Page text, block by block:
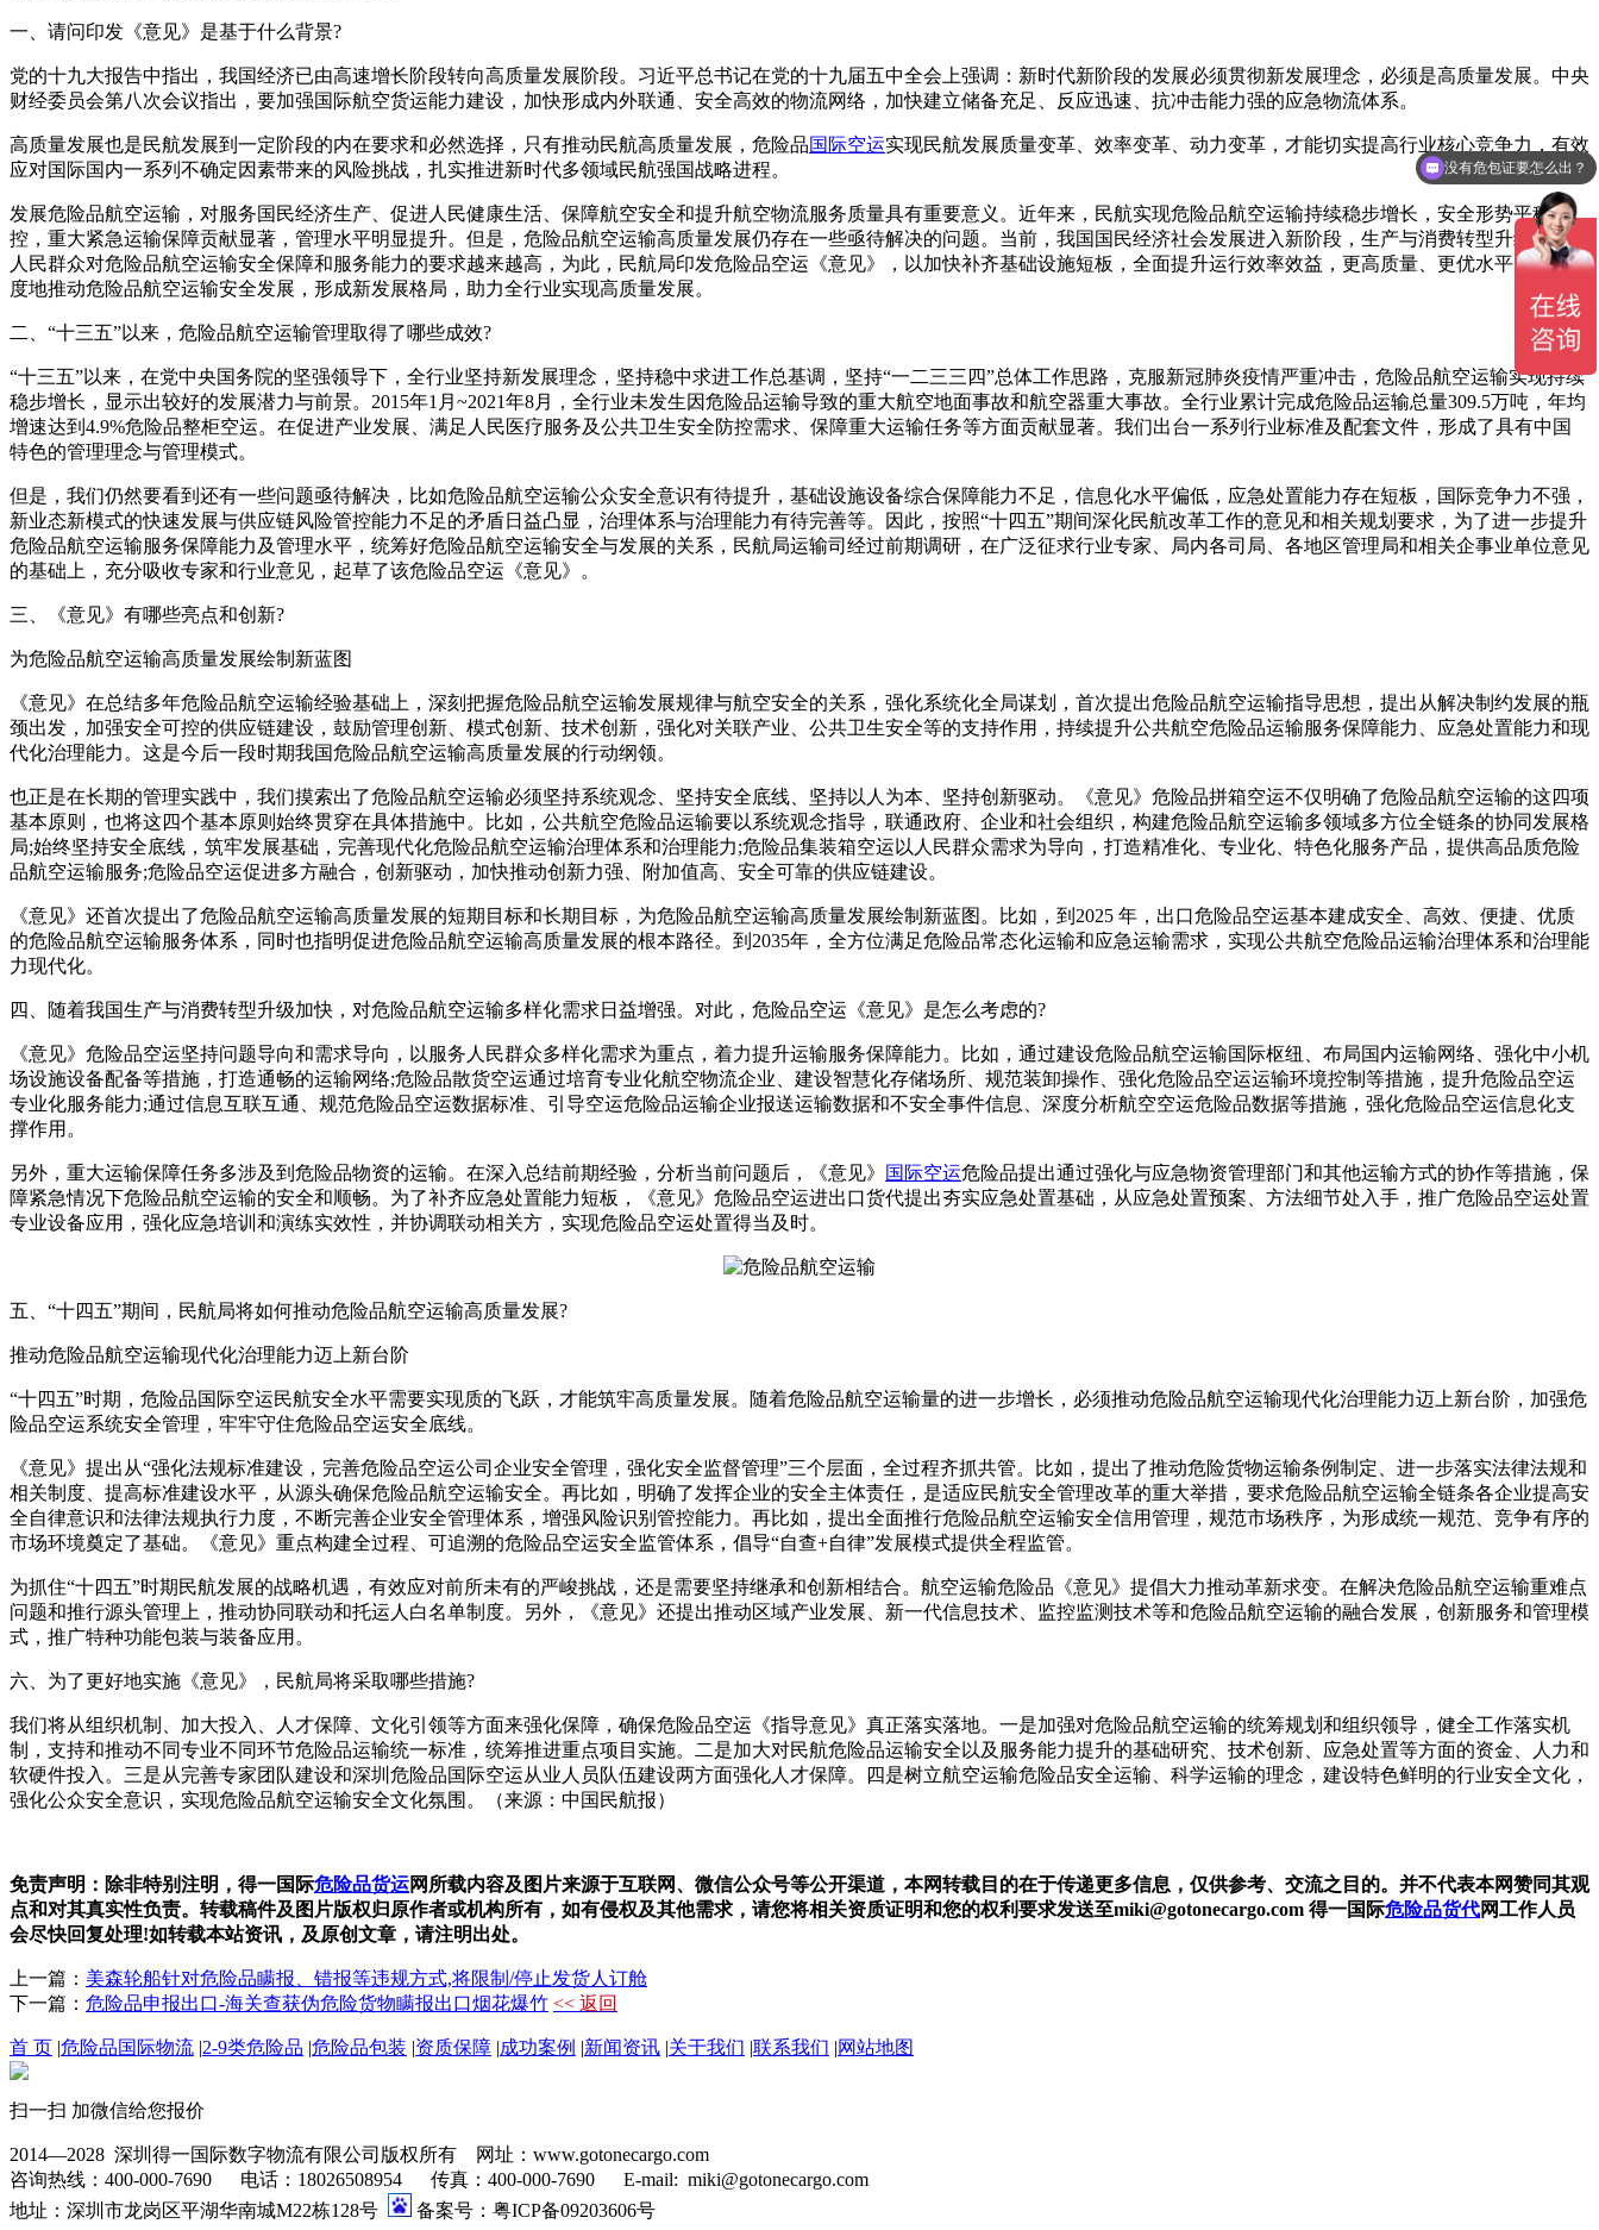
一、请问印发《意见》是基于什么背景?
党的十九大报告中指出，我国经济已由高速增长阶段转向高质量发展阶段。习近平总书记在党的十九届五中全会上强调：新时代新阶段的发展必须贯彻新发展理念，必须是高质量发展。中央
财经委员会第八次会议指出，要加强国际航空货运能力建设，加快形成内外联通、安全高效的物流网络，加快建立储备充足、反应迅速、抗冲击能力强的应急物流体系。
高质量发展也是民航发展到一定阶段的内在要求和必然选择，只有推动民航高质量发展，危险品国际空运实现民航发展质量变革、效率变革、动力变革，才能切实提高行业核心竞争力，有效
应对国际国内一系列不确定因素带来的风险挑战，扎实推进新时代多领域民航强国战略进程。
发展危险品航空运输，对服务国民经济生产、促进人民健康生活、保障航空安全和提升航空物流服务质量具有重要意义。近年来，民航实现危险品航空运输持续稳步增长，安全形势平稳可
控，重大紧急运输保障贡献显著，管理水平明显提升。但是，危险品航空运输高质量发展仍存在一些亟待解决的问题。当前，我国国民经济社会发展进入新阶段，生产与消费转型升级加快，
人民群众对危险品航空运输安全保障和服务能力的要求越来越高，为此，民航局印发危险品空运《意见》，以加快补齐基础设施短板，全面提升运行效率效益，更高质量、更优水平、更大力
度地推动危险品航空运输安全发展，形成新发展格局，助力全行业实现高质量发展。
二、“十三五”以来，危险品航空运输管理取得了哪些成效?
“十三五”以来，在党中央国务院的坚强领导下，全行业坚持新发展理念，坚持稳中求进工作总基调，坚持“一二三三四”总体工作思路，克服新冠肺炎疫情严重冲击，危险品航空运输实现持续
稳步增长，显示出较好的发展潜力与前景。2015年1月~2021年8月，全行业未发生因危险品运输导致的重大航空地面事故和航空器重大事故。全行业累计完成危险品运输总量309.5万吨，年均
增速达到4.9%危险品整柜空运。在促进产业发展、满足人民医疗服务及公共卫生安全防控需求、保障重大运输任务等方面贡献显著。我们出台一系列行业标准及配套文件，形成了具有中国
特色的管理理念与管理模式。
但是，我们仍然要看到还有一些问题亟待解决，比如危险品航空运输公众安全意识有待提升，基础设施设备综合保障能力不足，信息化水平偏低，应急处置能力存在短板，国际竞争力不强，
新业态新模式的快速发展与供应链风险管控能力不足的矛盾日益凸显，治理体系与治理能力有待完善等。因此，按照“十四五”期间深化民航改革工作的意见和相关规划要求，为了进一步提升
危险品航空运输服务保障能力及管理水平，统筹好危险品航空运输安全与发展的关系，民航局运输司经过前期调研，在广泛征求行业专家、局内各司局、各地区管理局和相关企事业单位意见
的基础上，充分吸收专家和行业意见，起草了该危险品空运《意见》。
三、《意见》有哪些亮点和创新?
为危险品航空运输高质量发展绘制新蓝图
《意见》在总结多年危险品航空运输经验基础上，深刻把握危险品航空运输发展规律与航空安全的关系，强化系统化全局谋划，首次提出危险品航空运输指导思想，提出从解决制约发展的瓶
颈出发，加强安全可控的供应链建设，鼓励管理创新、模式创新、技术创新，强化对关联产业、公共卫生安全等的支持作用，持续提升公共航空危险品运输服务保障能力、应急处置能力和现
代化治理能力。这是今后一段时期我国危险品航空运输高质量发展的行动纲领。
也正是在长期的管理实践中，我们摸索出了危险品航空运输必须坚持系统观念、坚持安全底线、坚持以人为本、坚持创新驱动。《意见》危险品拼箱空运不仅明确了危险品航空运输的这四项
基本原则，也将这四个基本原则始终贯穿在具体措施中。比如，公共航空危险品运输要以系统观念指导，联通政府、企业和社会组织，构建危险品航空运输多领域多方位全链条的协同发展格
局;始终坚持安全底线，筑牢发展基础，完善现代化危险品航空运输治理体系和治理能力;危险品集装箱空运以人民群众需求为导向，打造精准化、专业化、特色化服务产品，提供高品质危险
品航空运输服务;危险品空运促进多方融合，创新驱动，加快推动创新力强、附加值高、安全可靠的供应链建设。
《意见》还首次提出了危险品航空运输高质量发展的短期目标和长期目标，为危险品航空运输高质量发展绘制新蓝图。比如，到2025 年，出口危险品空运基本建成安全、高效、便捷、优质
的危险品航空运输服务体系，同时也指明促进危险品航空运输高质量发展的根本路径。到2035年，全方位满足危险品常态化运输和应急运输需求，实现公共航空危险品运输治理体系和治理能
力现代化。
四、随着我国生产与消费转型升级加快，对危险品航空运输多样化需求日益增强。对此，危险品空运《意见》是怎么考虑的?
《意见》危险品空运坚持问题导向和需求导向，以服务人民群众多样化需求为重点，着力提升运输服务保障能力。比如，通过建设危险品航空运输国际枢纽、布局国内运输网络、强化中小机
场设施设备配备等措施，打造通畅的运输网络;危险品散货空运通过培育专业化航空物流企业、建设智慧化存储场所、规范装卸操作、强化危险品空运运输环境控制等措施，提升危险品空运
专业化服务能力;通过信息互联互通、规范危险品空运数据标准、引导空运危险品运输企业报送运输数据和不安全事件信息、深度分析航空空运危险品数据等措施，强化危险品空运信息化支
撑作用。
另外，重大运输保障任务多涉及到危险品物资的运输。在深入总结前期经验，分析当前问题后，《意见》 国际空运危险品提出通过强化与应急物资管理部门和其他运输方式的协作等措施，保
障紧急情况下危险品航空运输的安全和顺畅。为了补齐应急处置能力短板，《意见》危险品空运进出口货代提出夯实应急处置基础，从应急处置预案、方法细节处入手，推广危险品空运处置
专业设备应用，强化应急培训和演练实效性，并协调联动相关方，实现危险品空运处置得当及时。
五、“十四五”期间，民航局将如何推动危险品航空运输高质量发展?
推动危险品航空运输现代化治理能力迈上新台阶
“十四五”时期，危险品国际空运民航安全水平需要实现质的飞跃，才能筑牢高质量发展。随着危险品航空运输量的进一步增长，必须推动危险品航空运输现代化治理能力迈上新台阶，加强危
险品空运系统安全管理，牢牢守住危险品空运安全底线。
《意见》提出从“强化法规标准建设，完善危险品空运公司企业安全管理，强化安全监督管理”三个层面，全过程齐抓共管。比如，提出了推动危险货物运输条例制定、进一步落实法律法规和
相关制度、提高标准建设水平，从源头确保危险品航空运输安全。再比如，明确了发挥企业的安全主体责任，是适应民航安全管理改革的重大举措，要求危险品航空运输全链条各企业提高安
全自律意识和法律法规执行力度，不断完善企业安全管理体系，增强风险识别管控能力。再比如，提出全面推行危险品航空运输安全信用管理，规范市场秩序，为形成统一规范、竞争有序的
市场环境奠定了基础。《意见》重点构建全过程、可追溯的危险品空运安全监管体系，倡导“自查+自律”发展模式提供全程监管。
为抓住“十四五”时期民航发展的战略机遇，有效应对前所未有的严峻挑战，还是需要坚持继承和创新相结合。航空运输危险品《意见》提倡大力推动革新求变。在解决危险品航空运输重难点
问题和推行源头管理上，推动协同联动和托运人白名单制度。另外，《意见》还提出推动区域产业发展、新一代信息技术、监控监测技术等和危险品航空运输的融合发展，创新服务和管理模
式，推广特种功能包装与装备应用。
六、为了更好地实施《意见》，民航局将采取哪些措施?
我们将从组织机制、加大投入、人才保障、文化引领等方面来强化保障，确保危险品空运《指导意见》真正落实落地。一是加强对危险品航空运输的统筹规划和组织领导，健全工作落实机
制，支持和推动不同专业不同环节危险品运输统一标准，统筹推进重点项目实施。二是加大对民航危险品运输安全以及服务能力提升的基础研究、技术创新、应急处置等方面的资金、人力和
软硬件投入。三是从完善专家团队建设和深圳危险品国际空运从业人员队伍建设两方面强化人才保障。四是树立航空运输危险品安全运输、科学运输的理念，建设特色鲜明的行业安全文化，
强化公众安全意识，实现危险品航空运输安全文化氛围。（来源：中国民航报）
免责声明：除非特别注明，得一国际危险品货运网所载内容及图片来源于互联网、微信公众号等公开渠道，本网转载目的在于传递更多信息，仅供参考、交流之目的。并不代表本网赞同其观
点和对其真实性负责。转载稿件及图片版权归原作者或机构所有，如有侵权及其他需求，请您将相关资质证明和您的权利要求发送至miki@gotonecargo.com 得一国际危险品货代网工作人员
会尽快回复处理!如转载本站资讯，及原创文章，请注明出处。
上一篇： 美森轮船针对危险品瞒报、错报等违规方式,将限制/停止发货人订舱
下一篇： 危险品申报出口-海关查获伪危险货物瞒报出口烟花爆竹 << 返回
首 页 |危险品国际物流 |2-9类危险品 |危险品包装 |资质保障 |成功案例 |新闻资讯 |关于我们 |联系我们 |网站地图
扫一扫 加微信给您报价
2014—2028 深圳得一国际数字物流有限公司版权所有 网址：www.gotonecargo.com
咨询热线：400-000-7690 电话：18026508954 传真：400-000-7690 E-mail: miki@gotonecargo.com
地址：深圳市龙岗区平湖华南城M22栋128号
备案号：粤ICP备09203606号
都有哪些航线可以走？